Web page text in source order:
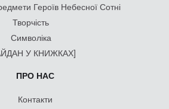
Героїв Небесної Сотні
Творчість
Символіка
У КНИЖКАХ]
ПРО НАС
Контакти